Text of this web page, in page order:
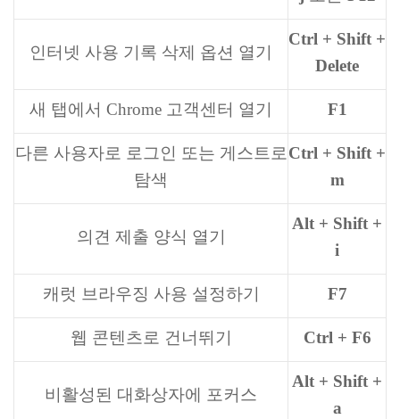
인터넷 사용 기록 삭제 옵션 열기
Ctrl + Shift +
Delete
새 탭에서 Chrome 고객센터 열기 F1
다른 사용자로 로그인 또는 게스트로
탐색
Ctrl + Shift +
m
의견 제출 양식 열기
Alt + Shift +
i
캐럿 브라우징 사용 설정하기 F7
웹 콘텐츠로 건너뛰기 Ctrl + F6
비활성된 대화상자에 포커스
Alt + Shift +
a